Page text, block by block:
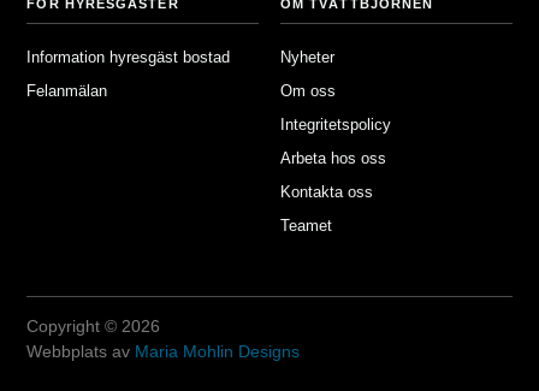
FÖR HYRESGÄSTER
Information hyresgäst bostad
Felanmälan
OM TVÄTTBJÖRNEN
Nyheter
Om oss
Integritetspolicy
Arbeta hos oss
Kontakta oss
Teamet
Copyright © 2026
Webbplats av Maria Mohlin Designs